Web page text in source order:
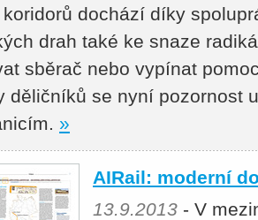
dochází díky
drah také ke snaze
sběrač nebo vypínat
děličníků se nyní pozornost
»
AIRail: moderní
13.9.2013 - V